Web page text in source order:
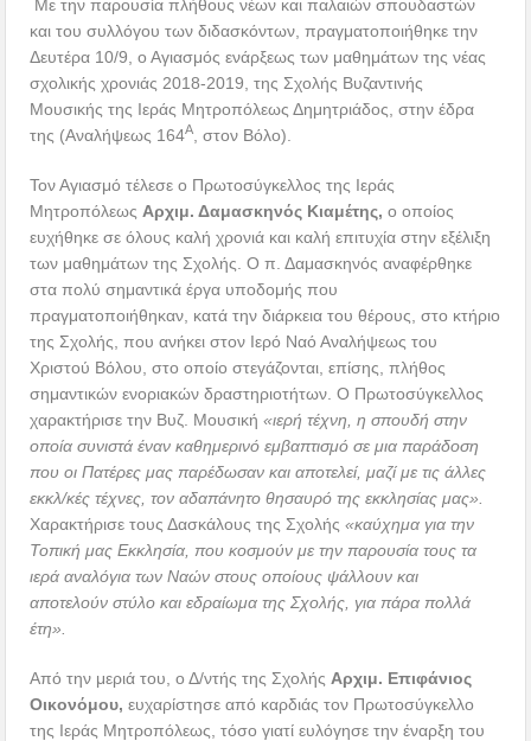
Με την παρουσία πλήθους νέων και παλαιών σπουδαστών
και του συλλόγου των διδασκόντων, πραγματοποιήθηκε την
Δευτέρα 10/9, ο Αγιασμός ενάρξεως των μαθημάτων της νέας
σχολικής χρονιάς 2018-2019, της Σχολής Βυζαντινής
Μουσικής της Ιεράς Μητροπόλεως Δημητριάδος, στην έδρα
της (Αναλήψεως 164Α , στον Βόλο).
Τον Αγιασμό τέλεσε ο Πρωτοσύγκελλος της Ιεράς
Μητροπόλεως Αρχιμ. Δαμασκηνός Κιαμέτης, ο οποίος
ευχήθηκε σε όλους καλή χρονιά και καλή επιτυχία στην εξέλιξη
των μαθημάτων της Σχολής. Ο π. Δαμασκηνός αναφέρθηκε
στα πολύ σημαντικά έργα υποδομής που
πραγματοποιήθηκαν, κατά την διάρκεια του θέρους, στο κτήριο
της Σχολής, που ανήκει στον Ιερό Ναό Αναλήψεως του
Χριστού Βόλου, στο οποίο στεγάζονται, επίσης, πλήθος
σημαντικών ενοριακών δραστηριοτήτων. Ο Πρωτοσύγκελλος
χαρακτήρισε την Βυζ. Μουσική«ιερή τέχνη, η σπουδή στην
οποία συνιστά έναν καθημερινό εμβαπτισμό σε μια παράδοση
που οι Πατέρες μας παρέδωσαν και αποτελεί, μαζί με τις άλλες
εκκλ/κές τέχνες, τον αδαπάνητο θησαυρό της εκκλησίας μας».
Χαρακτήρισε τους Δασκάλους της Σχολής«καύχημα για την
Τοπική μας Εκκλησία, που κοσμούν με την παρουσία τους τα
ιερά αναλόγια των Ναών στους οποίους ψάλλουν και
αποτελούν στύλο και εδραίωμα της Σχολής, για πάρα πολλά
έτη».
Από την μεριά του, ο Δ/ντής της Σχολής Αρχιμ. Επιφάνιος
Οικονόμου,ευχαρίστησε από καρδιάς τον Πρωτοσύγκελλο
της Ιεράς Μητροπόλεως, τόσο γιατί ευλόγησε την έναρξη του